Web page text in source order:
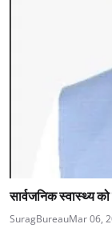
सार्वजनिक स्वास्थ्य
SuragBureauMar 06,